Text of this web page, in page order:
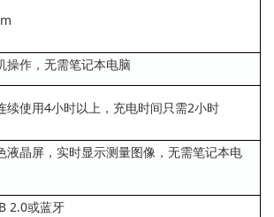
操作，无需笔记本电脑
续使用4小时以上，充电时间只需2小时
液晶屏，实时显示测量图像，无需笔记本电
2.0或蓝牙